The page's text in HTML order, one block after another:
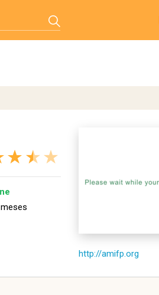
http://amifp.org